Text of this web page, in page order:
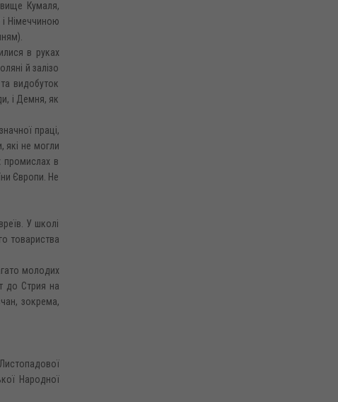
Кумаля,
Німеччиною
в руках
й залізо
видобуток
і Демня, як
праці,
які не могли
промислах в
Європи. Не
У школі
товариства
молодих
до Стрия на
зокрема,
Народної